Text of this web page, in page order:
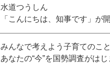
水道つうしん
「こんにちは、知事です」が
みんなで考えよう子育てのこ
あなたの“今”を国勢調査がは